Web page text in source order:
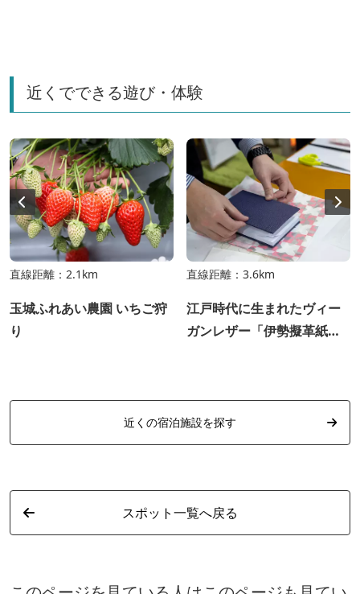
近くでできる遊び・体験
直線距離：2.1km
玉城ふれあい農園 いちご狩
り
直線距離：3.6km
江戸時代に生まれたヴィー
ガンレザー「伊勢擬革紙」
近くの宿泊施設を探す
スポット一覧へ戻る